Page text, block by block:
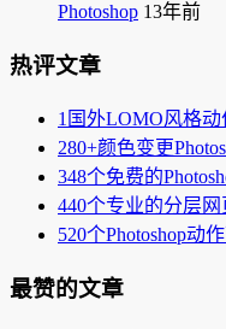
Photoshop 13年前
热评文章
1 国外LOMO风格动
280+颜色变更
348个免费的
440个专业的分层
520个Photoshop动
最赞的文章